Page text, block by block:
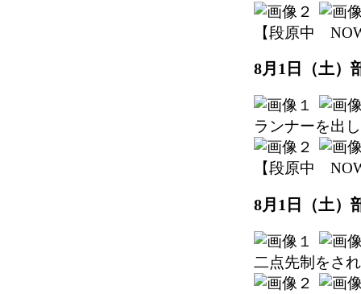
【段原中
8月1日（土）
ランナーを出
【段原中
8月1日（土）
二点先制をさ